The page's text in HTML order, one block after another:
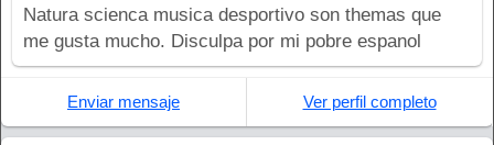
Natura scienca musica desportivo son themas que
me gusta mucho. Disculpa por mi pobre espanol
Enviar mensaje Ver perfil completo